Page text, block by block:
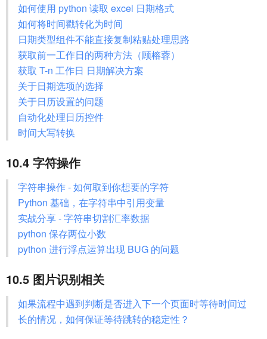
如何使用 python 读取 excel 日期格式
如何将时间戳转化为时间
日期类型组件不能直接复制粘贴处理思路
获取前一工作日的两种方法（顾榕蓉）
获取 T-n 工作日 日期解决方案
关于日期选项的选择
关于日历设置的问题
自动化处理日历控件
时间大写转换
10.4 字符操作
字符串操作 - 如何取到你想要的字符
Python 基础，在字符串中引用变量
实战分享 - 字符串切割汇率数据
python 保存两位小数
python 进行浮点运算出现 BUG 的问题
10.5 图片识别相关
如果流程中遇到判断是否进入下一个页面时等待时间过
长的情况，如何保证等待跳转的稳定性？